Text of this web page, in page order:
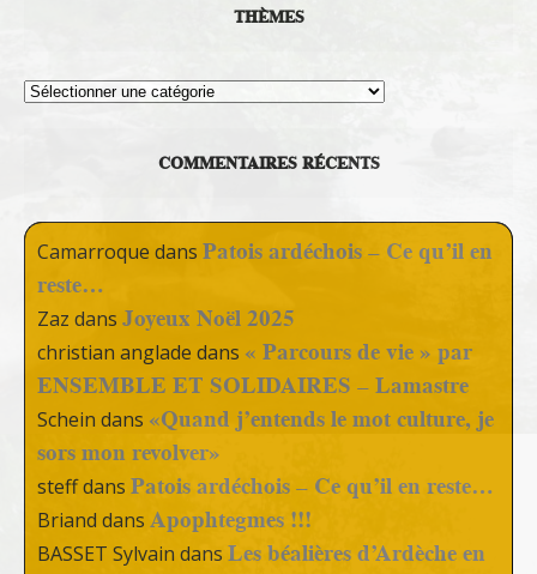
THÈMES
Thèmes
COMMENTAIRES RÉCENTS
Camarroque dans Patois ardéchois – Ce qu’il en
reste…
Zaz dans Joyeux Noël 2025
christian anglade dans « Parcours de vie » par
ENSEMBLE ET SOLIDAIRES – Lamastre
Schein dans «Quand j’entends le mot culture, je
sors mon revolver»
steffdans Patois ardéchois – Ce qu’il en reste…
Briand dans Apophtegmes !!!
BASSET Sylvain dans Les béalières d’Ardèche en